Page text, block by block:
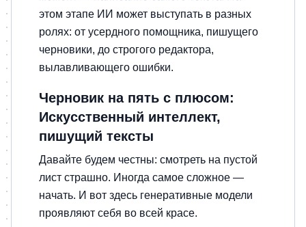
этом этапе ИИ может выступать в разных
ролях: от усердного помощника, пишущего
черновики, до строгого редактора,
вылавливающего ошибки.
Черновик на пять с плюсом:
Искусственный интеллект,
пишущий тексты
Давайте будем честны: смотреть на пустой
лист страшно. Иногда самое сложное —
начать. И вот здесь генеративные модели
проявляют себя во всей красе.